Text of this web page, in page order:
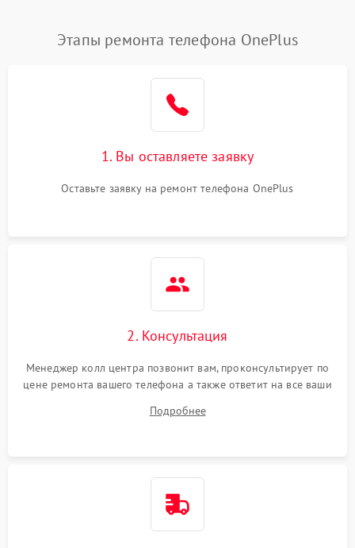
Не работает Face ID 4000 ₽ Подробнее →
Этапы ремонта телефона OnePlus
1. Вы оставляете заявку
Оставьте заявку на ремонт телефона OnePlus
2. Консультация
Менеджер колл центра позвонит вам, проконсультирует по
цене ремонта вашего телефона а также ответит на все ваши
Подробнее